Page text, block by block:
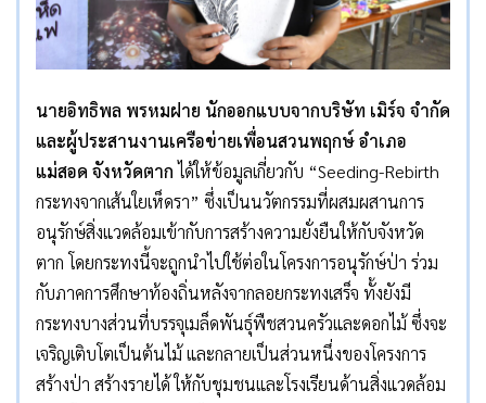
นายอิทธิพล พรหมฝาย นักออกแบบจากบริษัท เมิร์จ จำกัด
และผู้ประสานงานเครือข่ายเพื่อนสวนพฤกษ์ อำเภอ
แม่สอด จังหวัดตากได้ให้ข้อมูลเกี่ยวกับ “Seeding-Rebirth
กระทงจากเส้นใยเห็ดรา” ซึ่งเป็นนวัตกรรมที่ผสมผสานการ
อนุรักษ์สิ่งแวดล้อมเข้ากับการสร้างความยั่งยืนให้กับจังหวัด
ตาก โดยกระทงนี้จะถูกนำไปใช้ต่อในโครงการอนุรักษ์ป่า ร่วม
กับภาคการศึกษาท้องถิ่นหลังจากลอยกระทงเสร็จ ทั้งยังมี
กระทงบางส่วนที่บรรจุเมล็ดพันธุ์พืชสวนครัวและดอกไม้ ซึ่งจะ
เจริญเติบโตเป็นต้นไม้ และกลายเป็นส่วนหนึ่งของโครงการ
สร้างป่า สร้างรายได้ ให้กับชุมชนและโรงเรียนด้านสิ่งแวดล้อม